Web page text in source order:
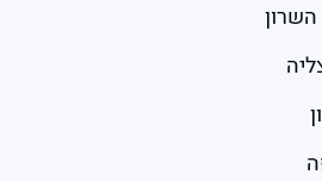
השרון